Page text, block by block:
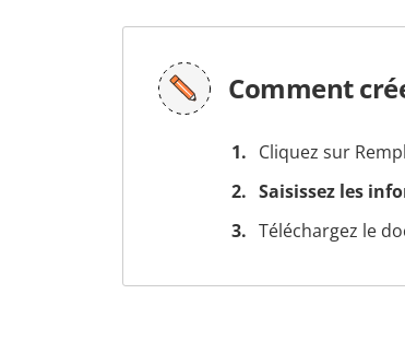
Comment
Cliquez sur
Saisissez les
Téléchargez le